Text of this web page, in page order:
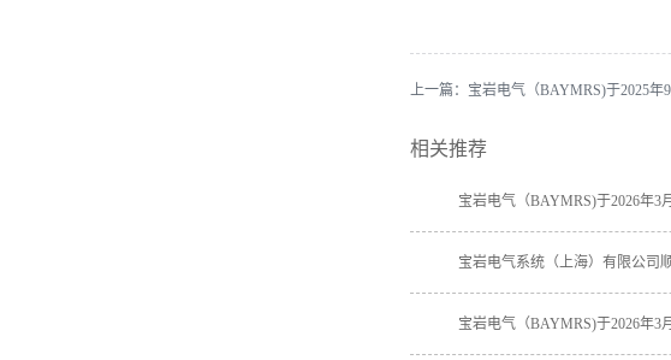
上一篇： 宝岩电气（BAYMRS)于2025
相关推荐
宝岩电气系统（上海）有限公司